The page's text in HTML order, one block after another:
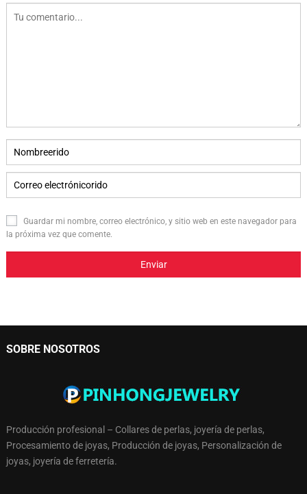
Guardar mi nombre, correo electrónico, y sitio web en este navegador para
la próxima vez que comente.
SOBRE NOSOTROS
Producción profesional – Collares de perlas, joyería de perlas,
Procesamiento de joyas, Producción de joyas, Personalización de
joyas, joyería de ferretería.